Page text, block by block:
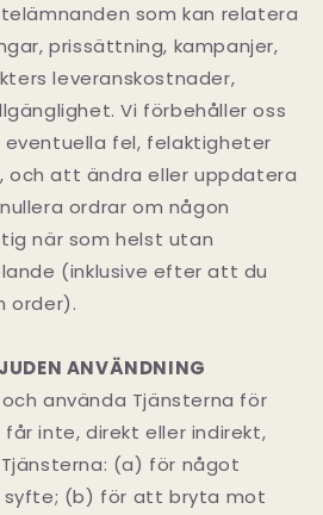
som kan relatera
prissättning, kampanjer,
leveranskostnader,
Vi förbehåller oss
fel, felaktigheter
och att ändra eller uppdatera
ordrar om någon
när som helst utan
(inklusive efter att du
order).
ANVÄNDNING
använda Tjänsterna för
inte, direkt eller indirekt,
(a) för något
syfte; (b) för att bryta mot